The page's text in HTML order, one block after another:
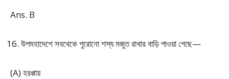
Ans. B
উপমহাদেশে সবথেকে পুরোনো শস্য মজুত রাখার বাড়ি পাওয়া গেছে—
(A) হরপ্পায়